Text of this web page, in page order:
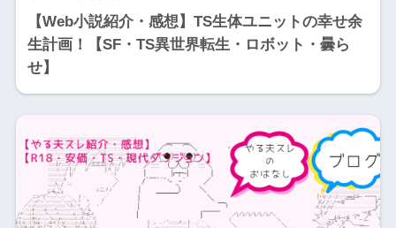
【Web小説紹介・感想】TS生体ユニットの幸せ余
生計画！【SF・TS異世界転生・ロボット・曇ら
せ】